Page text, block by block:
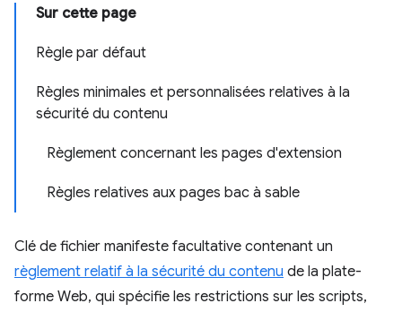
Sur cette page
Règle par défaut
Règles minimales et personnalisées relatives à la
sécurité du contenu
Règlement concernant les pages d'extension
Règles relatives aux pages bac à sable
Clé de fichier manifeste facultative contenant un
règlement relatif à la sécurité du contenu de la plate-
forme Web, qui spécifie les restrictions sur les scripts,